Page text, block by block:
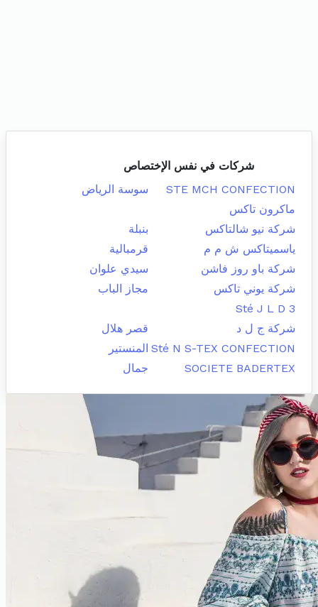
شركات في نفس الإختصاص
STE MCH CONFECTION
سوسة الرياض
ماكرون تاكس
شركة نيو شالتاكس
بنبلة
ياسميتاكس ش م م
قرمبالية
شركة باو روز فاشن
سيدي علوان
شركة يوني تاكس
مجاز الباب
Sté J L D 3
شركة ج ل د
قصر هلال
Sté N S-TEX CONFECTION المنستير
SOCIETE BADERTEX
جمال